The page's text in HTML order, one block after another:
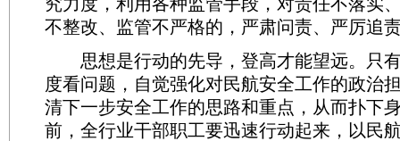
不整改、监管不严格的，严肃问责、严厉追
思想是行动的先导，登高才能望远。只
度看问题，自觉强化对民航安全工作的政治
清下一步安全工作的思路和重点，从而扑下
前，全行业干部职工要迅速行动起来，以民